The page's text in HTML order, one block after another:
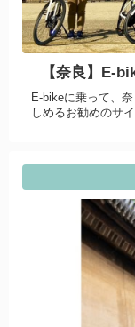
【奈良】E-
E-bikeに乗って、
しめるお勧めのサ